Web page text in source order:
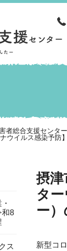
者総合支援センタ
ウイルス感染予防】
摂津
タ
ー
新型コ
和8
ス